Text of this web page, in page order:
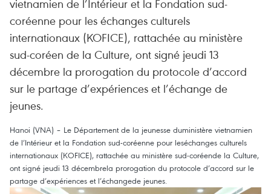
vietnamien de l’Intérieur et la Fondation sud-
coréenne pour les échanges culturels
internationaux (KOFICE), rattachée au ministère
sud-coréen de la Culture, ont signé jeudi 13
décembre la prorogation du protocole d’accord
sur le partage d’expériences et l’échange de
jeunes.
Hanoi (VNA) – Le Département de la jeunesse duministère vietnamien
de l’Intérieur et la Fondation sud-coréenne pour leséchanges culturels
internationaux (KOFICE), rattachée au ministère sud-coréende la Culture,
ont signé jeudi 13 décembrela prorogation du protocole d’accord sur le
partage d’expériences et l’échangede jeunes.